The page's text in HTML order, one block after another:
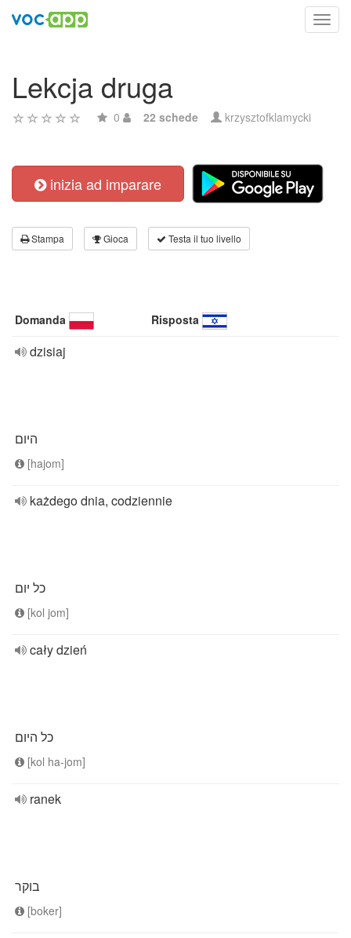
Lekcja druga
0 22 schede krzysztofklamycki
inizia ad imparare
Stampa Gioca Testa il tuo livello
Domanda Risposta
dzisiaj
היום
[hajom]
każdego dnia, codziennie
כל יום
[kol jom]
cały dzień
כל היום
[kol ha-jom]
ranek
בוקר
[boker]